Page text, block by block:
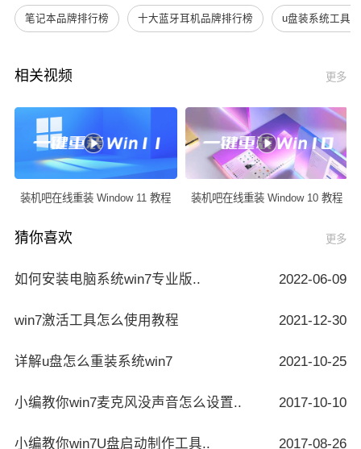
笔记本品牌排行榜 十大蓝牙耳机品牌排行榜 u盘装系统工具
相关视频 更多
装机吧在线重装 Window 11 教程 装机吧在线重装 Window 10 教程
猜你喜欢 更多
如何安装电脑系统win7专业版.. 2022-06-09
win7激活工具怎么使用教程 2021-12-30
详解u盘怎么重装系统win7 2021-10-25
小编教你win7麦克风没声音怎么设置.. 2017-10-10
小编教你win7U盘启动制作工具.. 2017-08-26